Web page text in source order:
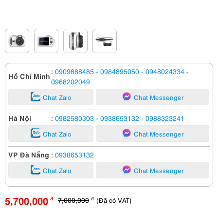
Hồ Chí Minh : 0909688485 - 0984895050 - 0948024334 -
0968202049
Chat Zalo Chat Messenger
Hà Nội : 0982580303 - 0938653132 - 0988323241
Chat Zalo Chat Messenger
VP Đà Nẵng : 0938653132
Chat Zalo Chat Messenger
5,700,000 đ 7,000,000 đ (Đã có VAT)